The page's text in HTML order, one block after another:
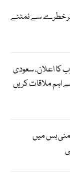
ہر خطرے سے نمٹنے
کا اعلان، سعودی
اہم ملاقات کریں
منی بس میں